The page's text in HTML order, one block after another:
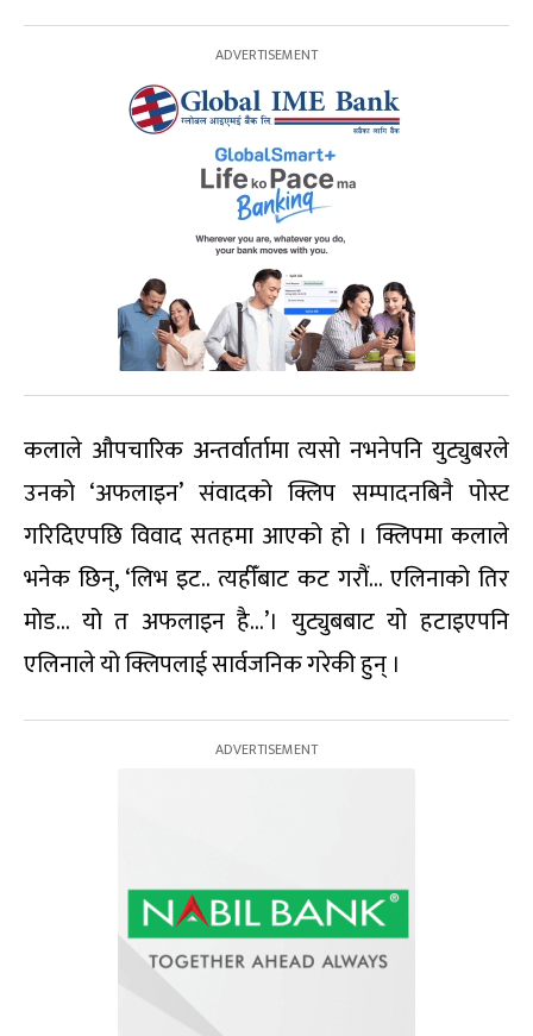
कलाले औपचारिक अन्तर्वार्तामा त्यसो नभनेपनि युट्युबरले
उनको ‘अफलाइन’ संवादको क्लिप सम्पादनबिनै पोस्ट
गरिदिएपछि विवाद सतहमा आएको हो । क्लिपमा कलाले
भनेक छिन्, ‘लिभ इट.. त्यहीँबाट कट गरौं… एलिनाको तिर
मोड… यो त अफलाइन है…’। युट्युबबाट यो हटाइएपनि
एलिनाले यो क्लिपलाई सार्वजनिक गरेकी हुन् ।